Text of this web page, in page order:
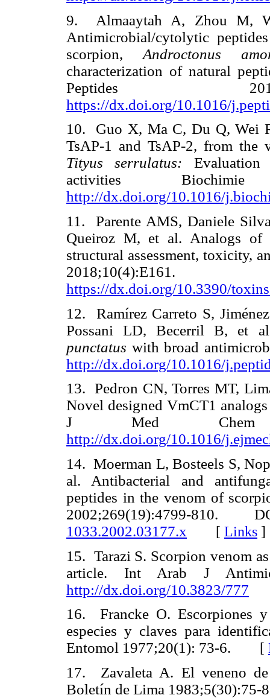
9. Almaaytah A, Zhou M,
Antimicrobial/cytolytic
scorpion,Androctonus
characterization of natural
Peptides
https://dx.doi.org/10.1016/
10. Guo X, Ma C, Du Q, Wei
TsAP-1 and TsAP-2, from the
Tityus serrulatus:
activities Biochimie
http://dx.doi.org/10.1016/
11. Parente AMS, Daniele
Queiroz M, et al. Analogs of
structural assessment, toxicity,
https://dx.doi.org/10.3390/
12. Ramírez Carreto S,
Possani LD, Becerril B, et
punctatus with broad
http://dx.doi.org/10.1016/
13. Pedron CN, Torres MT,
Novel designed VmCT1
J Med Chem
http://dx.doi.org/10.1016/
14. Moerman L, Bosteels S,
al. Antibacterial and
peptides in the venom of
2002;269(19):4799-
1033.2002.03177.x [ Links ]
15. Tarazi S. Scorpion venom
article. Int Arab J
http://dx.doi.org/10.3823/777
16. Francke O. Escorpiones
especies y claves para
Entomol 1977;20(1): 73-6. [
17. Zavaleta A. El veneno
Boletín de Lima 1983;5(30):75-